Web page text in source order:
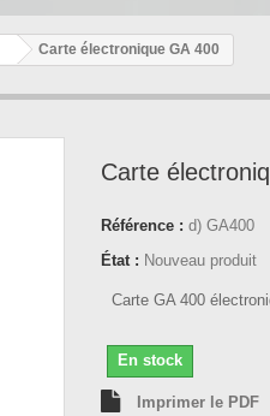
Carte électronique GA 400
Carte
Référence : d) GA400
État : Nouveau produit
Carte GA 400
En stock
Imprimer le PDF